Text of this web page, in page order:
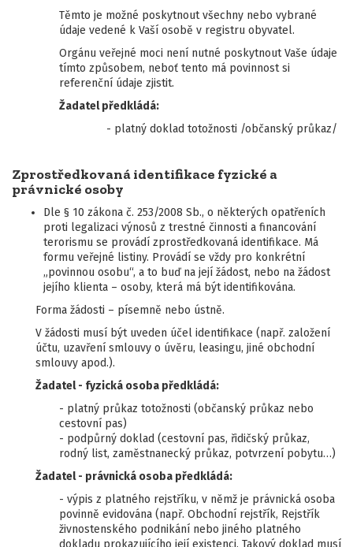
Těmto je možné poskytnout všechny nebo vybrané
údaje vedené k Vaší osobě v registru obyvatel.
Orgánu veřejné moci není nutné poskytnout Vaše údaje
tímto způsobem, neboť tento má povinnost si
referenční údaje zjistit.
Žadatel předkládá:
- platný doklad totožnosti /občanský průkaz/
Zprostředkovaná identifikace fyzické a
právnické osoby
Dle § 10 zákona č. 253/2008 Sb., o některých opatřeních
proti legalizaci výnosů z trestné činnosti a financování
terorismu se provádí zprostředkovaná identifikace. Má
formu veřejné listiny. Provádí se vždy pro konkrétní
„povinnou osobu“, a to buď na její žádost, nebo na žádost
jejího klienta – osoby, která má být identifikována.
Forma žádosti – písemně nebo ústně.
V žádosti musí být uveden účel identifikace (např. založení
účtu, uzavření smlouvy o úvěru, leasingu, jiné obchodní
smlouvy apod.).
Žadatel - fyzická osoba předkládá:
- platný průkaz totožnosti (občanský průkaz nebo
cestovní pas)
- podpůrný doklad (cestovní pas, řidičský průkaz,
rodný list, zaměstnanecký průkaz, potvrzení pobytu…)
Žadatel - právnická osoba předkládá:
- výpis z platného rejstříku, v němž je právnická osoba
povinně evidována (např. Obchodní rejstřík, Rejstřík
živnostenského podnikání nebo jiného platného
dokladu prokazujícího její existenci. Takový doklad musí